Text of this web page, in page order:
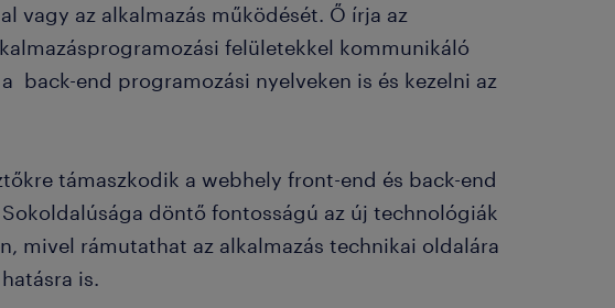
vagy az alkalmazás működését. Ő írja az
felületekkel kommunikáló
back-end programozási nyelveken is és kezelni az
támaszkodik a webhely front-end és back-end
döntő fontosságú az új technológiák
mivel rámutathat az alkalmazás technikai oldalára
is.